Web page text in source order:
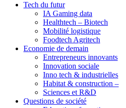
Tech du futur
IA Gaming data
Healthtech – Biotech
Mobilité logistique
Foodtech Agritech
Economie de demain
Entrepreneurs innovants
Innovation sociale
Inno tech & industrielles
Habitat & construction –
Sciences et R&D
Questions de société